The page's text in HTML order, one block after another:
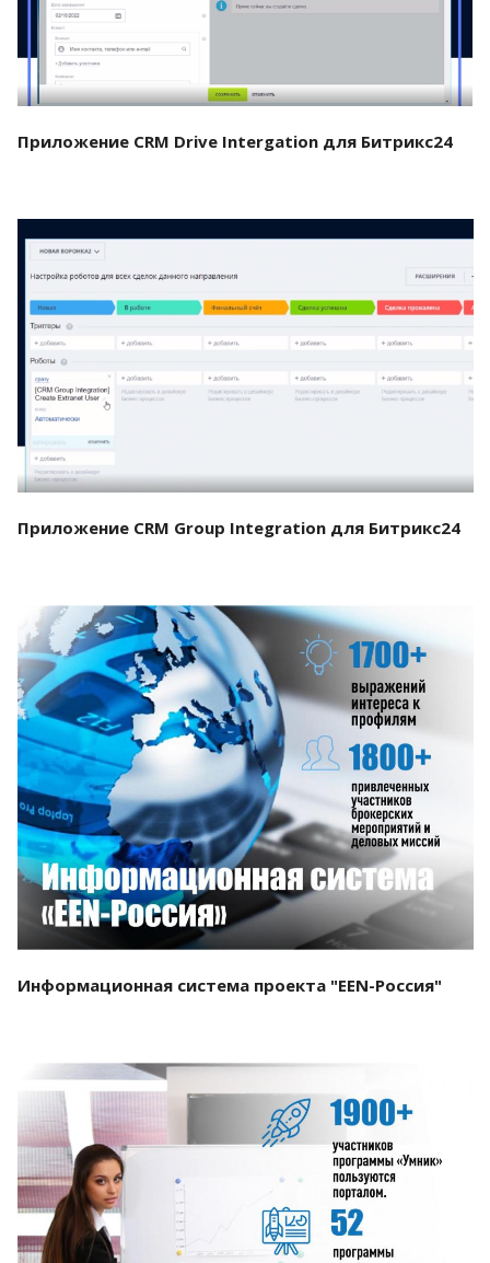
Приложение CRM Drive Intergation для Битрикс24
Смотреть проект
Приложение CRM Group Integration для Битрикс24
Смотреть проект
Информационная система проекта "EEN-Россия"
Смотреть проект